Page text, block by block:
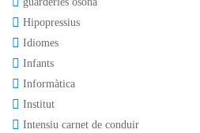
Hipopressius
Idiomes
Infants
Informàtica
Institut
Intensiu carnet de conduir